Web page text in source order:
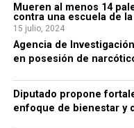
Mueren al menos 14
contra una escuela de la
15 julio, 2024
Agencia de
en posesión de
Diputado propone
enfoque de bienestar y